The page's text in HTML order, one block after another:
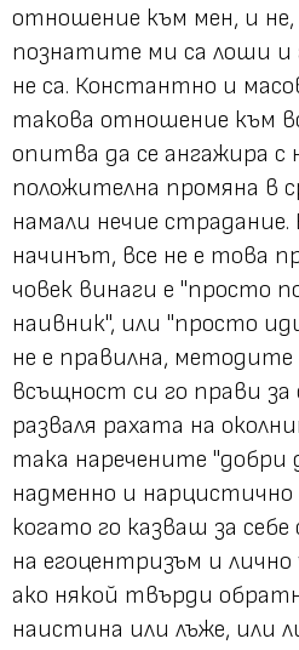
отношение към мен, и
познатите ми са лоши и
не са. Константно и
такова отношение към
опитва да се ангажира с
положителна промяна в
намали нечие страдание.
начинът, все не е това
човек винаги е "просто
наивник", или "просто
не е правилна,
всъщност си го прави за
разваля рахата на
така наречените "добри
надменно и нарцистично
когато го казваш за
на егоцентризъм и
ако някой твърди
наистина или лъже, или